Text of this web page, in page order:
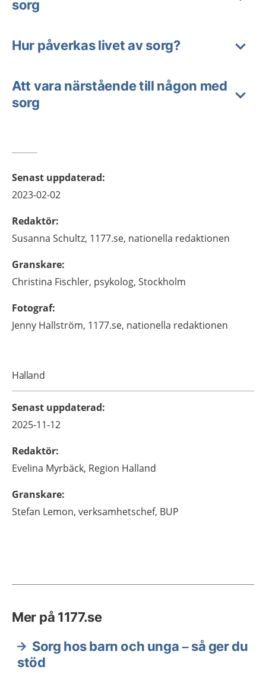
sorg
Hur påverkas livet av sorg?
Att vara närstående till någon med
sorg
Senast uppdaterad:
2023-02-02
Redaktör:
Susanna Schultz, 1177.se, nationella redaktionen
Granskare:
Christina Fischler, psykolog, Stockholm
Fotograf:
Jenny Hallström, 1177.se, nationella redaktionen
Halland
Senast uppdaterad:
2025-11-12
Redaktör:
Evelina Myrbäck, Region Halland
Granskare:
Stefan Lemon, verksamhetschef, BUP
Mer på 1177.se
Sorg hos barn och unga – så ger du
stöd